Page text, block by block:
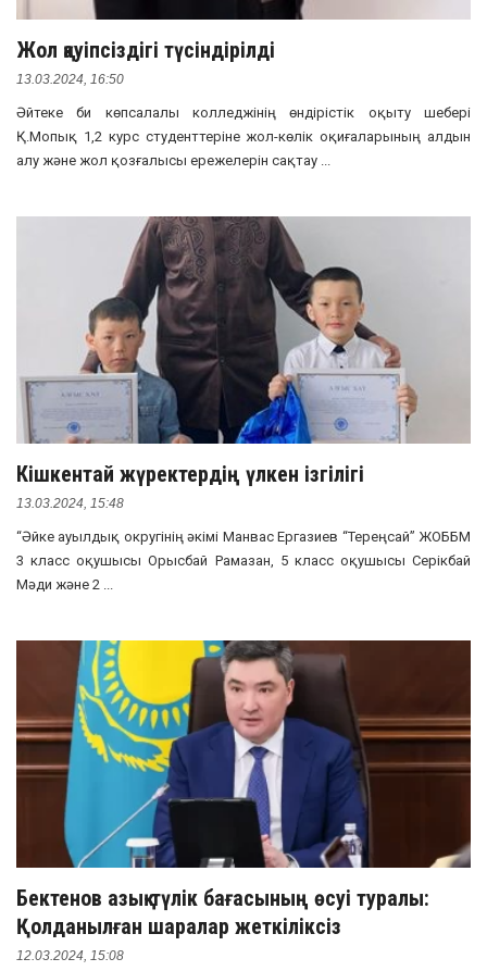
Жол қауіпсіздігі түсіндірілді
13.03.2024, 16:50
Әйтеке би көпсалалы колледжінің өндірістік оқыту шебері
Қ.Мопық 1,2 курс студенттеріне жол-көлік оқиғаларының алдын
алу және жол қозғалысы ережелерін сақтау ...
Кішкентай жүректердің үлкен ізгілігі
13.03.2024, 15:48
“Әйке ауылдық округінің әкімі Манвас Ергазиев “Тереңсай” ЖОББМ
3 класс оқушысы Орысбай Рамазан, 5 класс оқушысы Серікбай
Мәди және 2 ...
Бектенов азық-түлік бағасының өсуі туралы:
Қолданылған шаралар жеткіліксіз
12.03.2024, 15:08